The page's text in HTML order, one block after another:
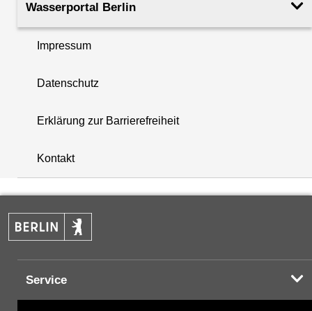
+
−
Wasserportal Berlin
Impressum
Datenschutz
Erklärung zur Barrierefreiheit
Kontakt
Service